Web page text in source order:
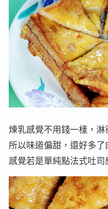
煉乳感覺不用錢一樣，淋
所以味道偏甜，還好多了
感覺若是單純點法式吐司